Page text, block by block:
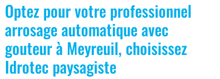
Optez pour votre professionnel
arrosage automatique avec
gouteur à Meyreuil, choisissez
Idrotec paysagiste